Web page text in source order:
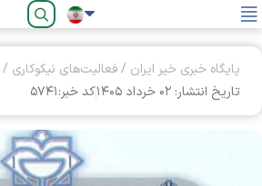
فارسی
پایگاه خبری خیر ایران /فعالیت‌های نیکوکاری /
تاریخ انتشار: ۰۲ خرداد ۱۴۰۵
کد خبر:۵۷۴۱